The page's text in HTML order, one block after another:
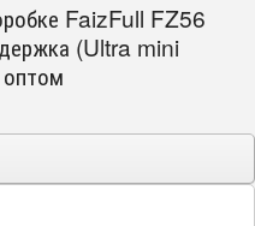
FaizFull FZ56
(Ultra mini